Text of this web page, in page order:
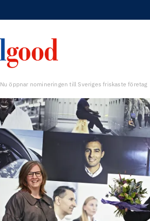
Nu öppnar nomineringen till Sveriges friskaste företag